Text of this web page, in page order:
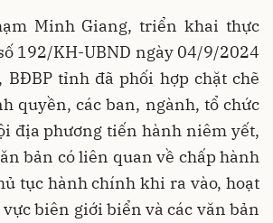
Minh Giang, triển khai thực
192/KH-UBND ngày 04/9/2024
BĐBP tỉnh đã phối hợp chặt chẽ
quyền, các ban, ngành, tổ chức
địa phương tiến hành niêm yết,
bản có liên quan về chấp hành
tục hành chính khi ra vào, hoạt
biên giới biển và các văn bản